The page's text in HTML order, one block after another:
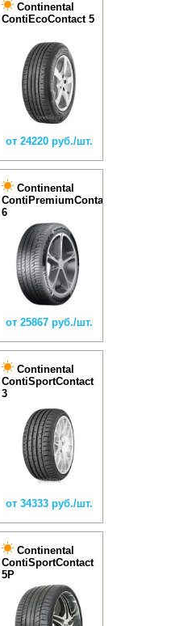
Continental
ContiEcoContact 5
от 24220 руб./шт.
Continental
ContiPremiumContact
6
от 25867 руб./шт.
Continental
ContiSportContact
3
от 34333 руб./шт.
Continental
ContiSportContact
5P